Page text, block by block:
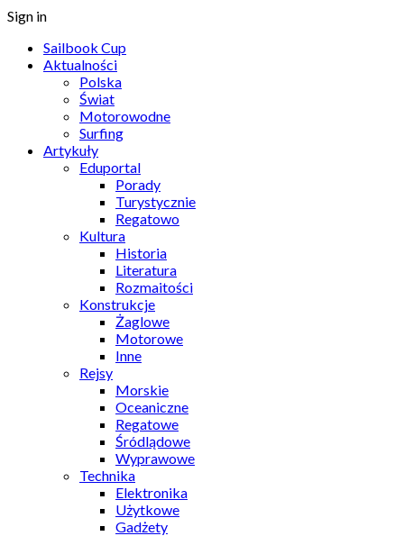
Sign in
Sailbook Cup
Aktualności
Polska
Świat
Motorowodne
Surfing
Artykuły
Eduportal
Porady
Turystycznie
Regatowo
Kultura
Historia
Literatura
Rozmaitości
Konstrukcje
Żaglowe
Motorowe
Inne
Rejsy
Morskie
Oceaniczne
Regatowe
Śródlądowe
Wyprawowe
Technika
Elektronika
Użytkowe
Gadżety